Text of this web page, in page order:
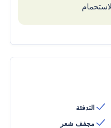
التدفئة
مجفف شعر